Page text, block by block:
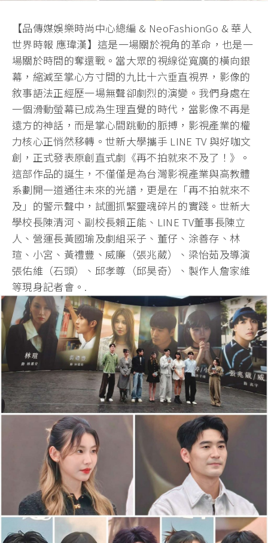
【品傳媒娛樂時尚中心總編 & NeoFashionGo & 華人
世界時報 應瑋漢】這是一場關於視角的革命，也是一
場關於時間的奪還戰。當大眾的視線從寬廣的橫向銀
幕，縮減至掌心方寸間的九比十六垂直視界，影像的
敘事語法正經歷一場無聲卻劇烈的演變。我們身處在
一個滑動螢幕已成為生理直覺的時代，當影像不再是
遠方的神話，而是掌心間跳動的脈搏，影視產業的權
力核心正悄然移轉。世新大學攜手 LINE TV 與好咖文
創，正式發表原創直式劇《再不拍就來不及了！》。
這部作品的誕生，不僅僅是為台灣影視產業與高教體
系劃開一道通往未來的光譜，更是在「再不拍就來不
及」的警示聲中，試圖抓緊靈魂碎片的實踐。世新大
學校長陳清河、副校長賴正能、LINE TV董事長陳立
人、營運長黃國瑜及劇組采子、董仔、涂善存、林
瑄、小宮、黃禮豐、威廉（張兆葳）、梁怡茹及導演
張佑維（石頭）、邱孝尊（邱昊奇）、製作人詹家維
等現身記者會。.